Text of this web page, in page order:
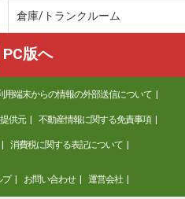
倉庫/トランクルーム
PC版へ
用端末からの情報の外部送信について
供元 不動産情報に関する免責事項
消費税に関する表記について
プ お問い合わせ 運営会社